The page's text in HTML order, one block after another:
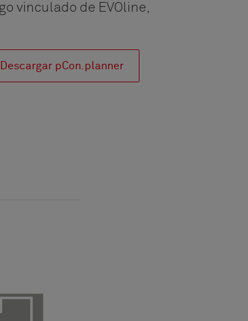
vinculado de EVOline,
Descargar pCon.planner